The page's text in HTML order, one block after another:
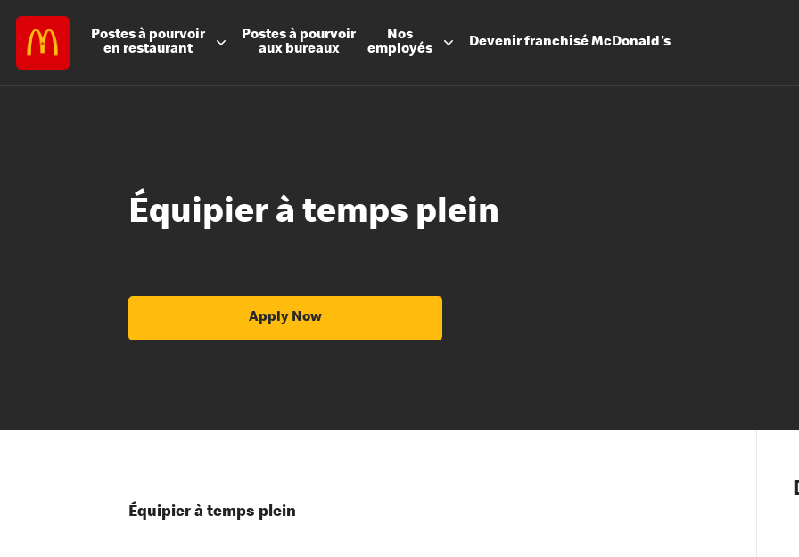
Postes à pourvoir
en restaurant
Postes à pourvoir
aux bureaux
Nos
employés
DevenirfranchiséMcDonald's
Les
Notre
Nos
Équipier à temps plein
Apply Now
Équipier à temps plein